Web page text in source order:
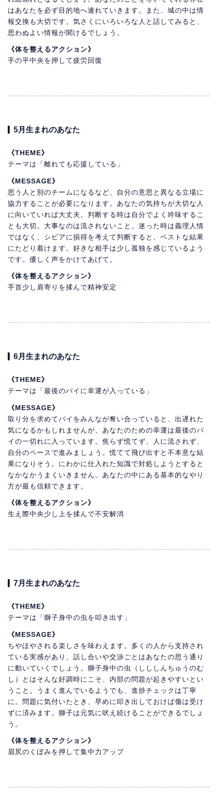
はあなたを必ず目的地へ連れていきます。また、城の中は情
報交換も大切です。気さくにいろいろな人と話してみると、
思わぬよい情報が聞けるでしょう。
《体を整えるアクション》
手の平中央を押して疲労回復
5月生まれのあなた
《THEME》
テーマは「離れても応援している」
《MESSAGE》
思う人と別のチームになるなど、自分の意思と異なる立場に
協力することが必要になります。あなたの気持ちが大切な人
に向いていれば大丈夫。判断する時は自分でよく吟味するこ
とも大切。大事なのは流されないこと。迷った時は義理人情
ではなく、シビアに損得を考えて判断すると、ベストな結果
にたどり着けます。好きな相手は少し孤独を感じているよう
です。優しく声をかけてあげて。
《体を整えるアクション》
手首少し肩寄りを揉んで精神安定
6月生まれのあなた
《THEME》
テーマは「最後のパイに幸運が入っている」
《MESSAGE》
取り分を求めてパイをみんなが奪い合っていると、出遅れた
気になるかもしれませんが、あなたのための幸運は最後のパ
イの一切れに入っています。焦らず慌てず、人に流されず、
自分のペースで進みましょう。慌てて飛び出すと不本意な結
果になりそう。にわかに仕入れた知識で対処しようとすると
なかなかうまくいきません。あなたの中にある基本的なやり
方が最も信頼できます。
《体を整えるアクション》
生え際中央少し上を揉んで不安解消
7月生まれのあなた
《THEME》
テーマは「獅子身中の虫を叩き出す」
《MESSAGE》
ちやほやされる楽しさを味わえます。多くの人から支持され
ている実感があり、話し合いや交渉ごとはあなたの思う通り
に動いていくでしょう。獅子身中の虫（しししんちゅうのむ
し）とはそんな好調時にこそ、内部の問題が起きやすいとい
うこと。うまく進んでいるようでも、進捗チェックは丁寧
に。問題に気付いたとき、早めに叩き出しておけば傷は受け
ずに済みます。獅子は元気に吠え続けることができるでしょ
う。
《体を整えるアクション》
眉尻のくぼみを押して集中力アップ